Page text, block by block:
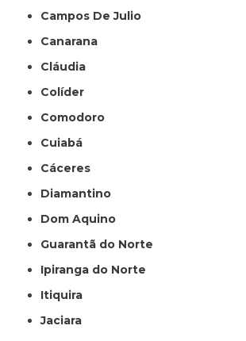
Campos De Julio
Canarana
Cláudia
Colíder
Comodoro
Cuiabá
Cáceres
Diamantino
Dom Aquino
Guarantã do Norte
Ipiranga do Norte
Itiquira
Jaciara